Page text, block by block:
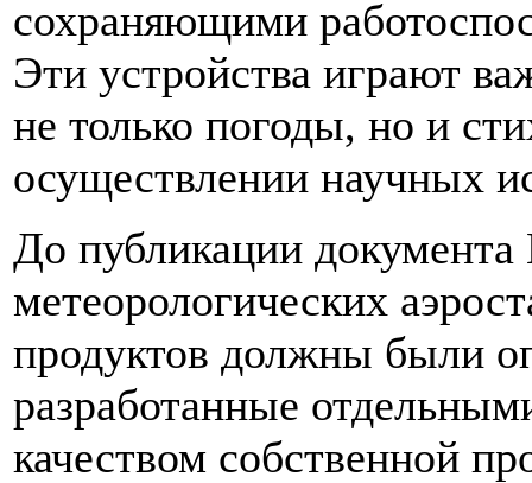
сохраняющими
Эти устройства играют
не только погоды, но и
осуществлении научных
До публикации
метеорологических
продуктов должны были
разработанные
качеством собственной